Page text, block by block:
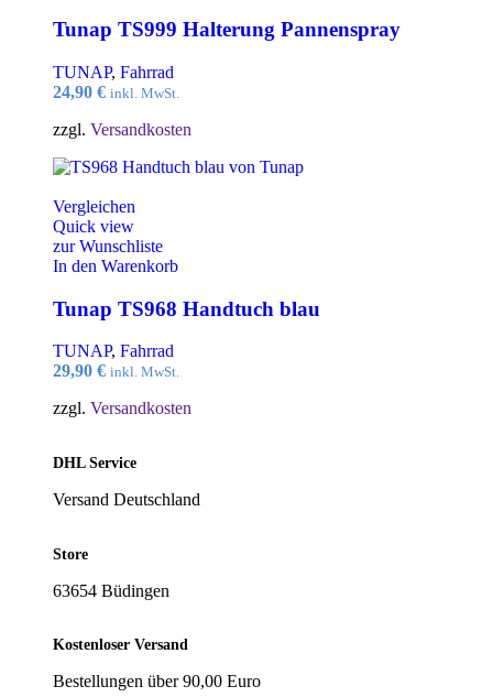
Tunap TS999 Halterung Pannenspray
TUNAP, Fahrrad
24,90 € inkl. MwSt.
zzgl. Versandkosten
Vergleichen
Quick view
zur Wunschliste
In den Warenkorb
Tunap TS968 Handtuch blau
TUNAP, Fahrrad
29,90 € inkl. MwSt.
zzgl. Versandkosten
DHL Service
Versand Deutschland
Store
63654 Büdingen
Kostenloser Versand
Bestellungen über 90,00 Euro